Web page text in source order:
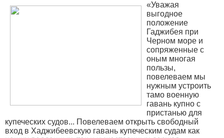
«Уважая
выгодное
положение
Гаджибея при
Черном море и
сопряженные с
оным многая
пользы,
повелеваем мы
нужным устроить
тамо военную
гавань купно с
пристанью для
купеческих судов... Повелеваем открыть свободный
вход в Хаджибеевскую гавань купеческим судам как